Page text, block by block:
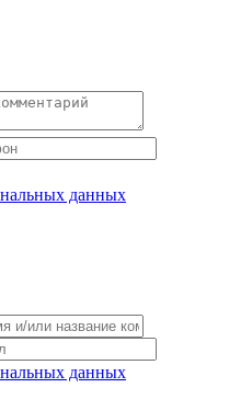
данных
данных